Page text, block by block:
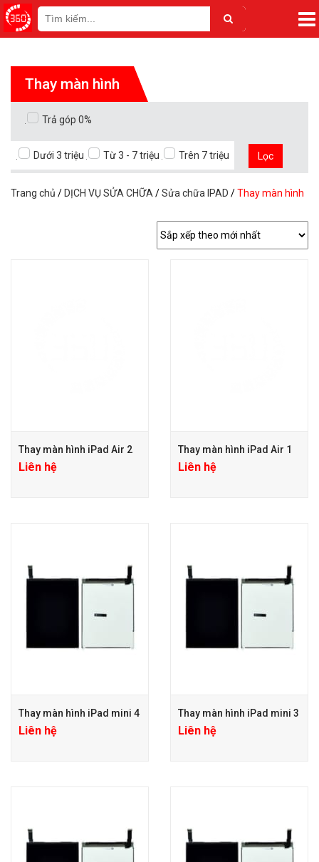
Thay màn hình
Trả góp 0%
Dưới 3 triệu Từ 3 - 7 triệu Trên 7 triệu Lọc
Trang chủ / DỊCH VỤ SỬA CHỮA /Sửa chữa IPAD /Thay màn hình
Thay màn hình iPad Air 2
Liên hệ
Thay màn hình iPad Air 1
Liên hệ
Thay màn hình iPad mini 4
Liên hệ
Thay màn hình iPad mini 3
Liên hệ